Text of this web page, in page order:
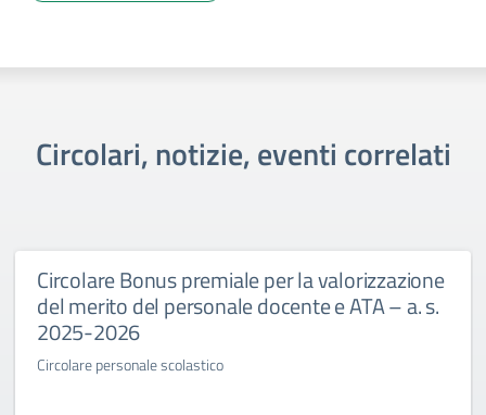
Circolari, notizie, eventi correlati
Circolare Bonus premiale per la valorizzazione
del merito del personale docente e ATA – a. s.
2025-2026
Circolare personale scolastico